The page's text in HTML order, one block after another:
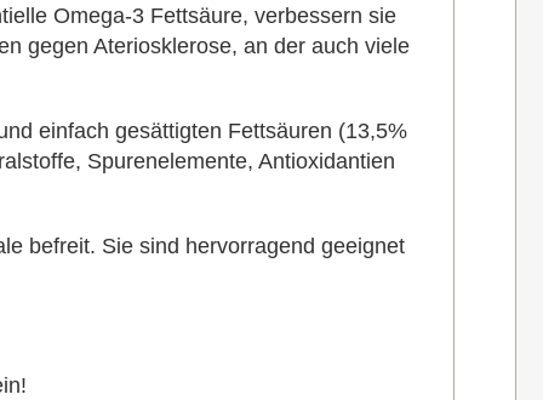
Omega-3 Fettsäure, verbessern sie
gegen Ateriosklerose, an der auch viele
einfach gesättigten Fettsäuren (13,5%
Spurenelemente, Antioxidantien
befreit. Sie sind hervorragend geeignet